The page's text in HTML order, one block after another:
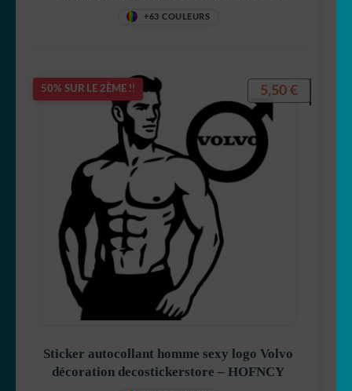
+63 COULEURS
50% SUR LE 2ÈME !!
Sticker autocollant homme sexy logo Volvo
décoration decostickerstore – HOFNCY
5,50 €